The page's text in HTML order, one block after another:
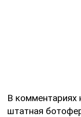
В комментариях
штатная